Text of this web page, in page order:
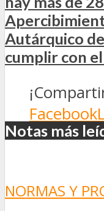
Autárquico
cumplir con
Facebook
Notas más
NORMAS Y